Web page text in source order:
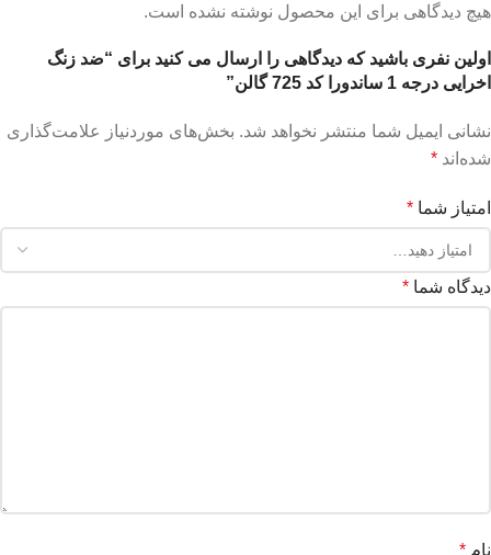
هیچ دیدگاهی برای این محصول نوشته نشده است.
اولین نفری باشید که دیدگاهی را ارسال می کنید برای “ضد زنگ
اخرایی درجه 1 ساندورا کد 725 گالن”
نشانی ایمیل شما منتشر نخواهد شد. بخش‌های موردنیاز علامت‌گذاری
شده‌اند *
امتیاز شما *
دیدگاه شما *
نام *